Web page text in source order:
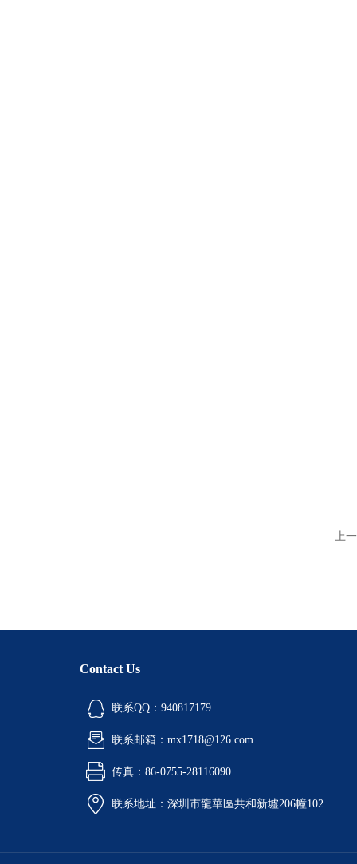
上
Contact Us
联系QQ：940817179
联系邮箱：mx1718@126.com
传真：86-0755-28116090
联系地址：深圳市龍華區共和新墟206幢102